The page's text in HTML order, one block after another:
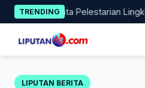
Skip
to
content
TRENDING
Aksi Nyata Pelestarian Lingkungan
LIPUTAN BERITA